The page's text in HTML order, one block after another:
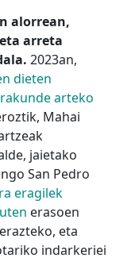
alorrean,
arreta
2023an,
dieten
arteko
Mahai
jaietako
San Pedro
eragilek
erasoen
eta
indarkeriei